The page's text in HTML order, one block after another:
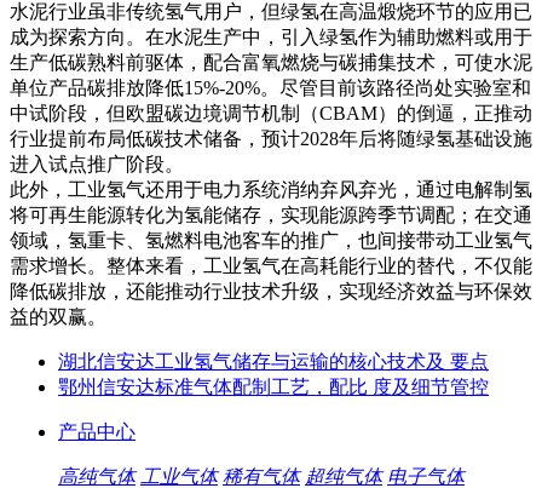
水泥行业虽非传统氢气用户，但绿氢在高温煅烧环节的应用已
成为探索方向。在水泥生产中，引入绿氢作为辅助燃料或用于
生产低碳熟料前驱体，配合富氧燃烧与碳捕集技术，可使水泥
单位产品碳排放降低15%-20%。尽管目前该路径尚处实验室和
中试阶段，但欧盟碳边境调节机制（CBAM）的倒逼，正推动
行业提前布局低碳技术储备，预计2028年后将随绿氢基础设施
进入试点推广阶段。
此外，工业氢气还用于电力系统消纳弃风弃光，通过电解制氢
将可再生能源转化为氢能储存，实现能源跨季节调配；在交通
领域，氢重卡、氢燃料电池客车的推广，也间接带动工业氢气
需求增长。整体来看，工业氢气在高耗能行业的替代，不仅能
降低碳排放，还能推动行业技术升级，实现经济效益与环保效
益的双赢。
湖北信安达工业氢气储存与运输的核心技术及 要点
鄂州信安达标准气体配制工艺，配比 度及细节管控
产品中心
高纯气体 工业气体 稀有气体 超纯气体 电子气体